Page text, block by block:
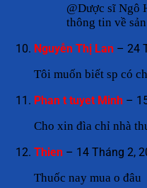
@Dược sĩ Ngô
thông tin về
Nguyễn Thị Lan – 24
Tôi muốn biết sp có
Phan t tuyet Minh –
Cho xin đìa chỉ nhà
Thien – 14 Tháng 2,
Thuốc nay mua o đâu